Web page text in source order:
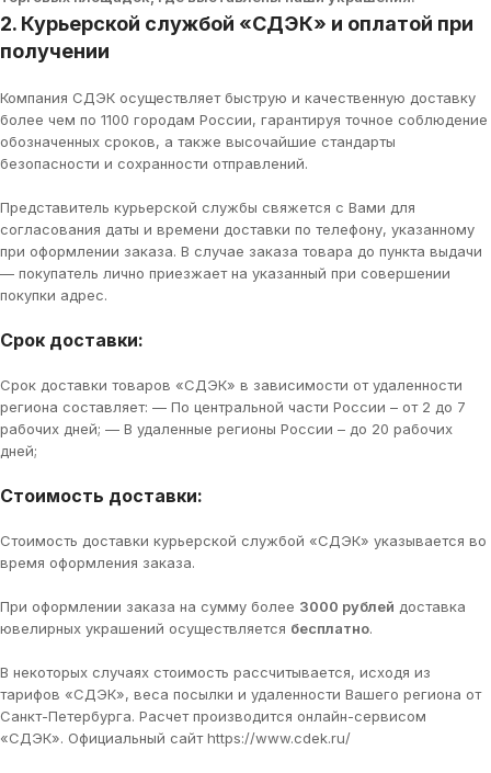
2. Курьерской службой «СДЭК» и оплатой при
получении
Компания СДЭК осуществляет быструю и качественную доставку
более чем по 1100 городам России, гарантируя точное соблюдение
обозначенных сроков, а также высочайшие стандарты
безопасности и сохранности отправлений.
Представитель курьерской службы свяжется с Вами для
согласования даты и времени доставки по телефону, указанному
при оформлении заказа. В случае заказа товара до пункта выдачи
— покупатель лично приезжает на указанный при совершении
покупки адрес.
Срок доставки:
Срок доставки товаров «СДЭК» в зависимости от удаленности
региона составляет: — По центральной части России – от 2 до 7
рабочих дней; — В удаленные регионы России – до 20 рабочих
дней;
Стоимость доставки:
Стоимость доставки курьерской службой «СДЭК» указывается во
время оформления заказа.
При оформлении заказа на сумму более 3000 рублей доставка
ювелирных украшений осуществляется бесплатно.
В некоторых случаях стоимость рассчитывается, исходя из
тарифов «СДЭК», веса посылки и удаленности Вашего региона от
Санкт-Петербурга. Расчет производится онлайн-сервисом
«СДЭК». Официальный сайт https://www.cdek.ru/